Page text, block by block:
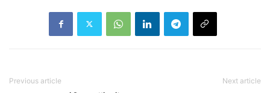
Previous article Next article